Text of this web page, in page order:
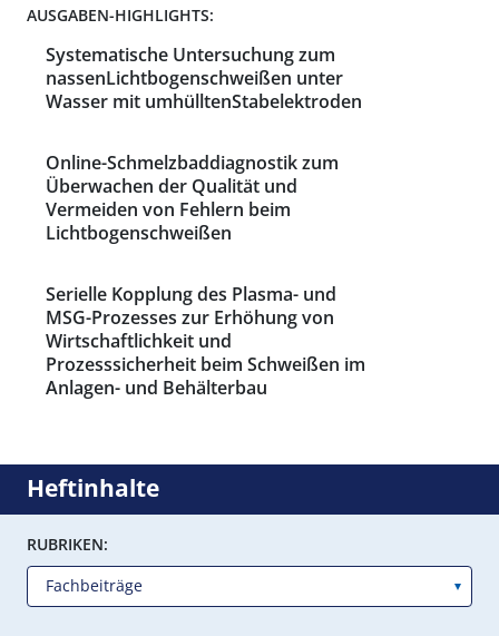
AUSGABEN-HIGHLIGHTS:
Systematische Untersuchung zum
nassenLichtbogenschweißen unter
Wasser mit umhülltenStabelektroden
Online-Schmelzbaddiagnostik zum
Überwachen der Qualität und
Vermeiden von Fehlern beim
Lichtbogenschweißen
Serielle Kopplung des Plasma- und
MSG-Prozesses zur Erhöhung von
Wirtschaftlichkeit und
Prozesssicherheit beim Schweißen im
Anlagen- und Behälterbau
Heftinhalte
RUBRIKEN: